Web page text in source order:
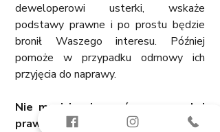
deweloperowi usterki, wskaże
podstawy prawne i po prostu będzie
bronił Waszego interesu. Później
pomoże w przypadku odmowy ich
przyjęcia do naprawy.
Nie musicie się znać na normach i
prawie budowlanym, bo macie przy